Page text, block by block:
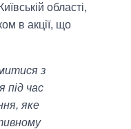
області,
в акції, що
з
під час
яке